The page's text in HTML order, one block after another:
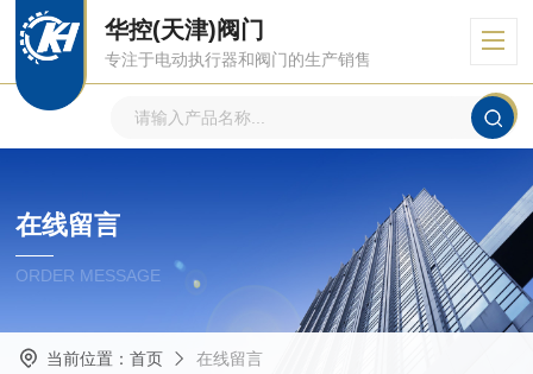
华控(天津)阀门
专注于电动执行器和阀门的生产销售
在线留言
ORDER MESSAGE
当前位置： 首页 在线留言